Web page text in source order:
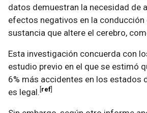
datos demuestran la necesidad de
efectos negativos en la conducción
sustancia que altere el cerebro,
Esta investigación concuerda con
estudio previo en el que se estimó
6% más accidentes en los estados
es legal. ref